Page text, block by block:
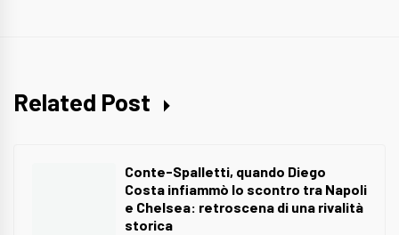
Related Post
Conte-Spalletti, quando Diego
Costa infiammò lo scontro tra Napoli
e Chelsea: retroscena di una rivalità
storica